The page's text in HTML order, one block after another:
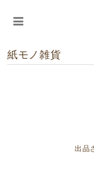
紙モノ雑貨
出品